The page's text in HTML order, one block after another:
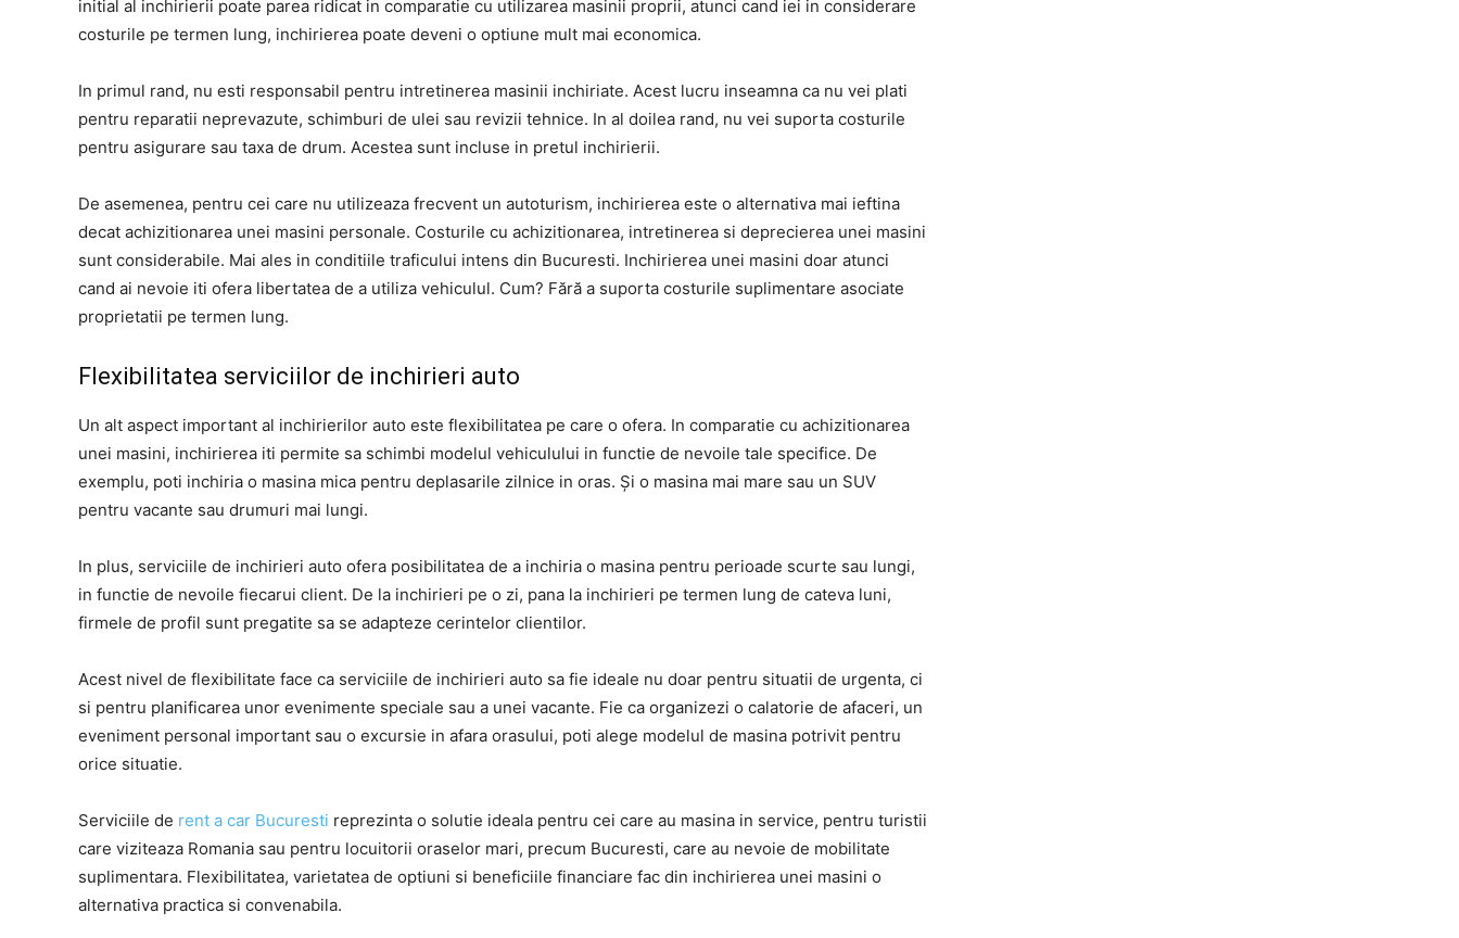
initial al inchirierii poate parea ridicat in comparatie cu utilizarea masinii proprii, atunci cand iei in considerare
costurile pe termen lung, inchirierea poate deveni o optiune mult mai economica.
In primul rand, nu esti responsabil pentru intretinerea masinii inchiriate. Acest lucru inseamna ca nu vei plati
pentru reparatii neprevazute, schimburi de ulei sau revizii tehnice. In al doilea rand, nu vei suporta costurile
pentru asigurare sau taxa de drum. Acestea sunt incluse in pretul inchirierii.
De asemenea, pentru cei care nu utilizeaza frecvent un autoturism, inchirierea este o alternativa mai ieftina
decat achizitionarea unei masini personale. Costurile cu achizitionarea, intretinerea si deprecierea unei masini
sunt considerabile. Mai ales in conditiile traficului intens din Bucuresti. Inchirierea unei masini doar atunci
cand ai nevoie iti ofera libertatea de a utiliza vehiculul. Cum? Fără a suporta costurile suplimentare asociate
proprietatii pe termen lung.
Flexibilitatea serviciilor de inchirieri auto
Un alt aspect important al inchirierilor auto este flexibilitatea pe care o ofera. In comparatie cu achizitionarea
unei masini, inchirierea iti permite sa schimbi modelul vehiculului in functie de nevoile tale specifice. De
exemplu, poti inchiria o masina mica pentru deplasarile zilnice in oras. Și o masina mai mare sau un SUV
pentru vacante sau drumuri mai lungi.
In plus, serviciile de inchirieri auto ofera posibilitatea de a inchiria o masina pentru perioade scurte sau lungi,
in functie de nevoile fiecarui client. De la inchirieri pe o zi, pana la inchirieri pe termen lung de cateva luni,
firmele de profil sunt pregatite sa se adapteze cerintelor clientilor.
Acest nivel de flexibilitate face ca serviciile de inchirieri auto sa fie ideale nu doar pentru situatii de urgenta, ci
si pentru planificarea unor evenimente speciale sau a unei vacante. Fie ca organizezi o calatorie de afaceri, un
eveniment personal important sau o excursie in afara orasului, poti alege modelul de masina potrivit pentru
orice situatie.
Serviciile de rent a car Bucuresti reprezinta o solutie ideala pentru cei care au masina in service, pentru turistii
care viziteaza Romania sau pentru locuitorii oraselor mari, precum Bucuresti, care au nevoie de mobilitate
suplimentara. Flexibilitatea, varietatea de optiuni si beneficiile financiare fac din inchirierea unei masini o
alternativa practica si convenabila.